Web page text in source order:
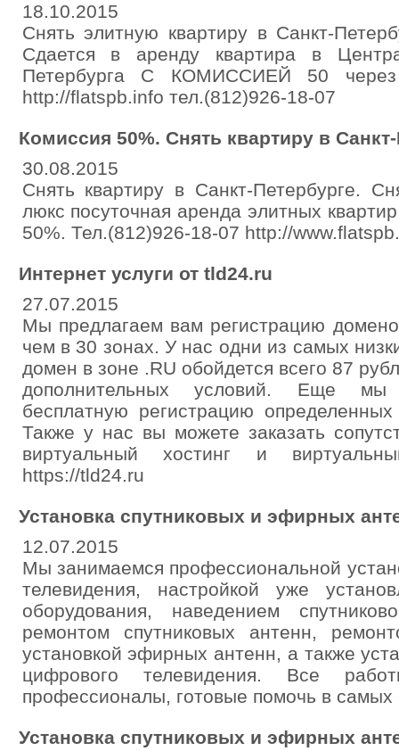
18.10.2015
Снять элитную квартиру в Санкт-
Сдается в аренду квартира в
Петербурга С КОМИССИЕЙ 50
http://flatspb.info тел.(812)926-18-07
Комиссия 50%. Снять квартиру в
30.08.2015
Снять квартиру в Санкт-Петербурге.
люкс посуточная аренда элитных
50%. Тел.(812)926-18-07 http://
Интернет услуги от tld24.ru
27.07.2015
Мы предлагаем вам регистрацию
чем в 30 зонах. У нас одни из самых
домен в зоне .RU обойдется всего 87
дополнительных условий. Еще мы
бесплатную регистрацию
Также у нас вы можете заказать
виртуальный хостинг и
https://tld24.ru
Установка спутниковых и эфирных
12.07.2015
Мы занимаемся профессиональной
телевидения, настройкой уже
оборудования, наведением
ремонтом спутниковых антенн,
установкой эфирных антенн, а также
цифрового телевидения. Все
профессионалы, готовые помочь в самых
Установка спутниковых и эфирных